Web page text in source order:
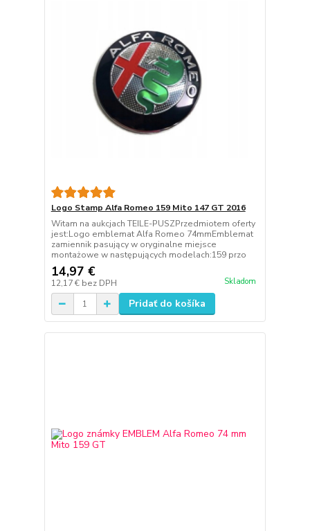
Logo Stamp Alfa Romeo 159 Mito 147 GT 2016
Witam na aukcjach TEILE-PUSZPrzedmiotem oferty
jest:Logo emblemat Alfa Romeo 74mmEmblemat
zamiennik pasujący w oryginalne miejsce
montażowe w następujących modelach:159 przo
14,97 €
12,17 € bez DPH Skladom
Pridať do košíka